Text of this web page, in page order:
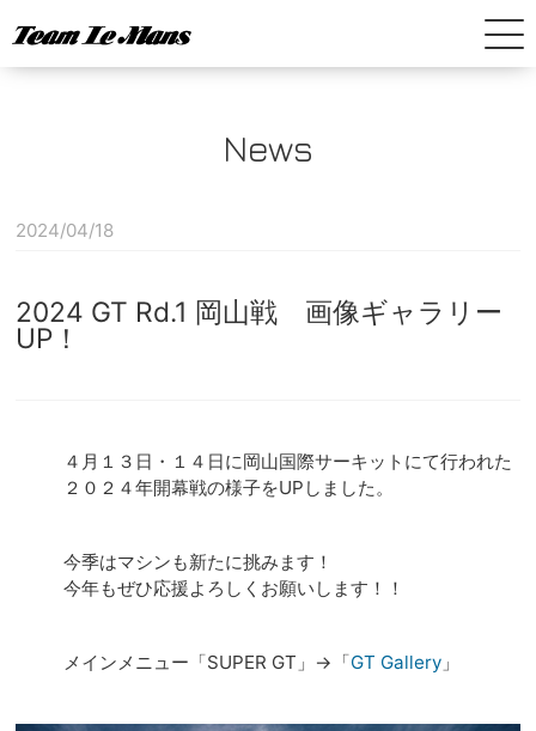
SUPER FORMULA
News
2024/04/18
2024 GT Rd.1 岡山戦 画像ギャラリー
UP！
４月１３日・１４日に岡山国際サーキットにて行われた
２０２４年開幕戦の様子をUPしました。
今季はマシンも新たに挑みます！
今年もぜひ応援よろしくお願いします！！
メインメニュー「SUPER GT」→「GT Gallery 」